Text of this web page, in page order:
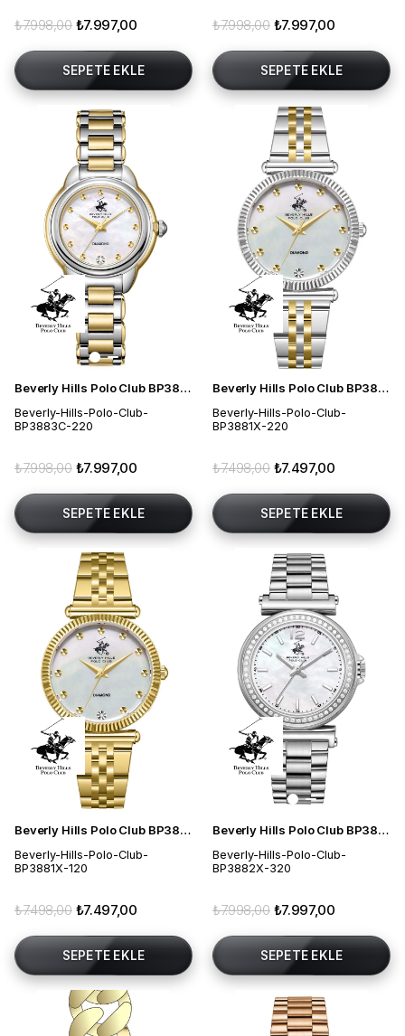
₺7.997,00
₺7.998,00
SEPETE EKLE
₺7.997,00
₺7.998,00
SEPETE EKLE
Beverly Hills Polo Club BP3883C.220 Kadın Kol Saati
Beverly-Hills-Polo-Club-
BP3883C-220
₺7.997,00
₺7.998,00
SEPETE EKLE
Beverly Hills Polo Club BP3881X.220 Kadın Kol Saati
Beverly-Hills-Polo-Club-
BP3881X-220
₺7.497,00
₺7.498,00
SEPETE EKLE
Beverly Hills Polo Club BP3881X.120 Kadın Kol Saati
Beverly-Hills-Polo-Club-
BP3881X-120
₺7.497,00
₺7.498,00
SEPETE EKLE
Beverly Hills Polo Club BP3882X.320 Kadın Kol Saati
Beverly-Hills-Polo-Club-
BP3882X-320
₺7.997,00
₺7.998,00
SEPETE EKLE